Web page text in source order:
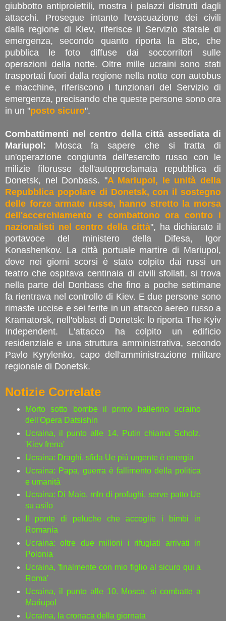
giubbotto antiproiettili, mostra i palazzi distrutti dagli
attacchi. Prosegue intanto l'evacuazione dei civili
dalla regione di Kiev, riferisce il Servizio statale di
emergenza, secondo quanto riporta la Bbc, che
pubblica le foto diffuse dai soccorritori sulle
operazioni della notte. Oltre mille ucraini sono stati
trasportati fuori dalla regione nella notte con autobus
e macchine, riferiscono i funzionari del Servizio di
emergenza, precisando che queste persone sono ora
in un "posto sicuro".
Combattimenti nel centro della città assediata di
Mariupol: Mosca fa sapere che si tratta di
un'operazione congiunta dell'esercito russo con le
milizie filorusse dell'autoproclamata repubblica di
Donetsk, nel Donbass. "A Mariupol, le unità della
Repubblica popolare di Donetsk, con il sostegno
delle forze armate russe, hanno stretto la morsa
dell'accerchiamento e combattono ora contro i
nazionalisti nel centro della città", ha dichiarato il
portavoce del ministero della Difesa, Igor
Konashenkov. La città portuale martire di Mariupol,
dove nei giorni scorsi è stato colpito dai russi un
teatro che ospitava centinaia di civili sfollati, si trova
nella parte del Donbass che fino a poche settimane
fa rientrava nel controllo di Kiev. E due persone sono
rimaste uccise e sei ferite in un attacco aereo russo a
Kramatorsk, nell'oblast di Donetsk: lo riporta The Kyiv
Independent. L'attacco ha colpito un edificio
residenziale e una struttura amministrativa, secondo
Pavlo Kyrylenko, capo dell'amministrazione militare
regionale di Donetsk.
Notizie Correlate
Morto sotto bombe il primo ballerino ucraino
dell'Opera Datsishin
Ucraina, il punto alle 14. Putin chiama Scholz,
'Kiev frena'
Ucraina: Draghi, sfida Ue più urgente è energia
Ucraina: Papa, guerra è fallimento della politica
e umanità
Ucraina: Di Maio, mln di profughi, serve patto Ue
su asilo
Il ponte di peluche che accoglie i bimbi in
Romania
Ucraina: oltre due milioni i rifugiati arrivati in
Polonia
Ucraina, 'finalmente con mio figlio al sicuro qui a
Roma'
Ucraina, il punto alle 10. Mosca, si combatte a
Mariupol
Ucraina, la cronaca della giornata